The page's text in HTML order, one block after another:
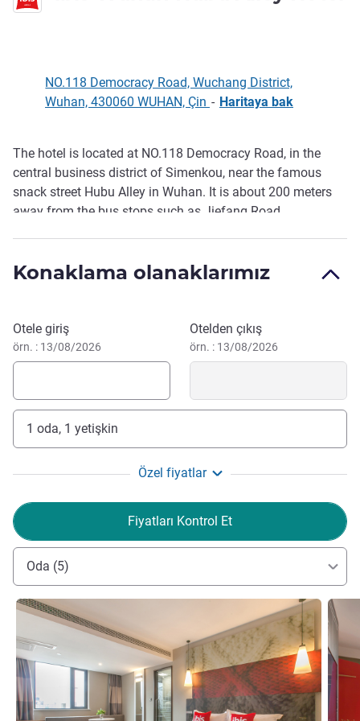
NO.118 Democracy Road, Wuchang District,
Wuhan, 430060 WUHAN, Çin - Haritaya bak
Açıklama
The hotel is located at NO.118 Democracy Road, in the
central business district of Simenkou, near the famous
snack street Hubu Alley in Wuhan. It is about 200 meters
away from the bus stops such as Jiefang Road,
go to Yellow Crane Tower, Yangtze River, Hubu Alley and
Konaklama olanaklarımız
Bu otelde rezervasyon yaptırın
Otele giriş
örn. : 13/08/2026
Otelden çıkış
örn. : 13/08/2026
1 oda, 1 yetişkin
Özel fiyatlar
Fiyatları Kontrol Et
Oda (5)
Ayrıntıları göster